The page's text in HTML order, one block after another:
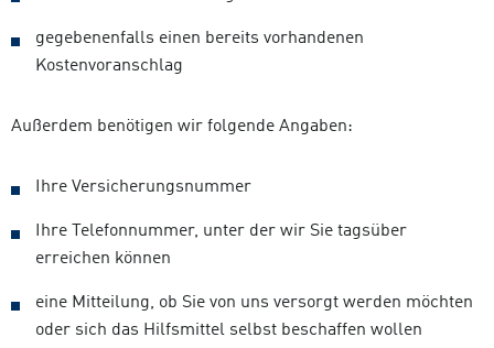
gegebenenfalls einen bereits vorhandenen
Kostenvoranschlag
Außerdem benötigen wir folgende Angaben:
Ihre Versicherungsnummer
Ihre Telefonnummer, unter der wir Sie tagsüber
erreichen können
eine Mitteilung, ob Sie von uns versorgt werden möchten
oder sich das Hilfsmittel selbst beschaffen wollen